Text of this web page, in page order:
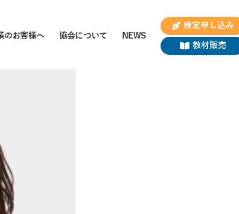
のお客様へ 協会について NEWS
検定申し込み
教材販売